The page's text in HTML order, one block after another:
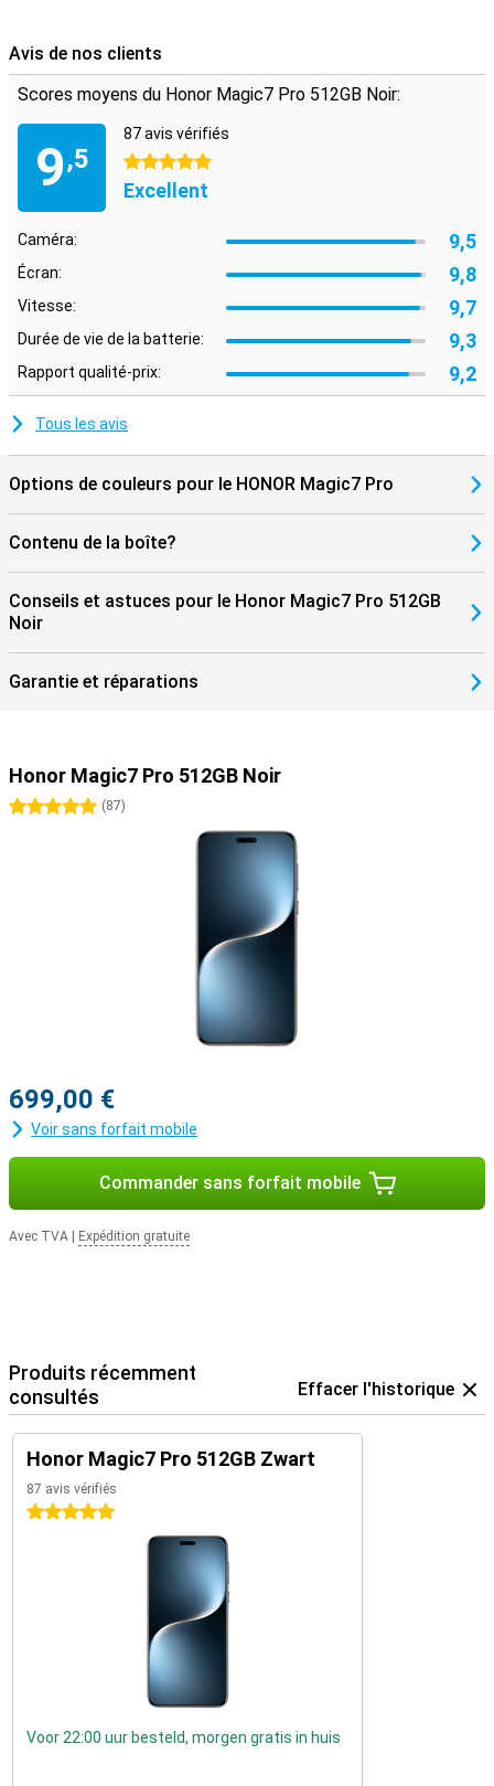
Avis de nos clients
Scores moyens du Honor Magic7 Pro 512GB Noir:
9,5
87 avis vérifiés
5 étoiles
Excellent
Caméra: 9,5
Écran: 9,8
Vitesse: 9,7
Durée de vie de la batterie: 9,3
Rapport qualité-prix: 9,2
Tous les avis
Options de couleurs pour le HONOR Magic7 Pro
Contenu de la boîte?
Conseils et astuces pour le Honor Magic7 Pro 512GB
Noir
Garantie et réparations
Honor Magic7 Pro 512GB Noir
5 étoiles
(87)
699,00 €
Voir sans forfait mobile
Commander sans forfait mobile
Avec TVA Expédition gratuite
Produits récemment
consultés
Effacer l'historique
Honor Magic7 Pro 512GB Zwart
87 avis vérifiés
5 étoiles
Voor 22:00 uur besteld, morgen gratis in huis